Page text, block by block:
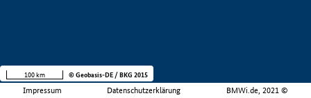
Impressum Datenschutzerklärung BMWi.de, 2021 ©
100 km © Geobasis-DE / BKG 2015